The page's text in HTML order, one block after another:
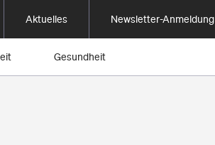
Aktuelles Newsletter-Anmeldung
Gesundheit